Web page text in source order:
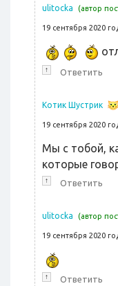
ulitocka (автор
19 сентября 2020
↑ Ответить
Котик Шустрик
19 сентября 2020
Мы с тобой,
которые
↑ Ответить
ulitocka (автор
19 сентября 2020
↑ Ответить